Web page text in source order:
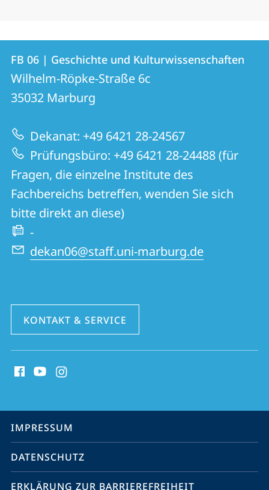
Kontakt
und
Informationen
zur
Website
Kontaktinformationen
FB
06
|
Geschichte
und
Kulturwissenschaften
FB 06 | Geschichte und Kulturwissenschaften
Wilhelm-Röpke-Straße 6c
35032 Marburg
Dekanat: +49 6421 28-24567
Prüfungsbüro: +49 6421 28-24488 (für
Fragen, die einzelne Institute des
Fachbereichs betreffen, wenden Sie sich
bitte direkt an diese)
-
dekan06@staff.uni-marburg.de
KONTAKT & SERVICE
Media
Service-
Navigation
IMPRESSUM
DATENSCHUTZ
ERKLÄRUNG ZUR BARRIEREFREIHEIT